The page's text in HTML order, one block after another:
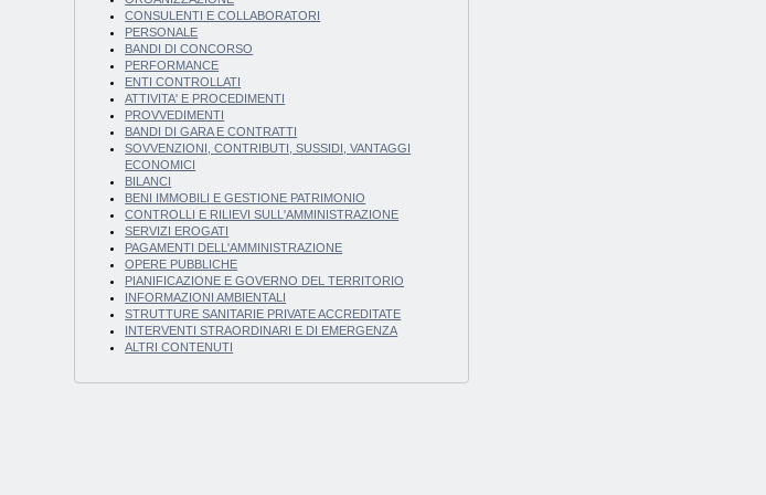
CONSULENTI E COLLABORATORI
PERSONALE
BANDI DI CONCORSO
PERFORMANCE
ENTI CONTROLLATI
ATTIVITA' E PROCEDIMENTI
PROVVEDIMENTI
BANDI DI GARA E CONTRATTI
SOVVENZIONI, CONTRIBUTI, SUSSIDI, VANTAGGI
ECONOMICI
BILANCI
BENI IMMOBILI E GESTIONE PATRIMONIO
CONTROLLI E RILIEVI SULL'AMMINISTRAZIONE
SERVIZI EROGATI
PAGAMENTI DELL'AMMINISTRAZIONE
OPERE PUBBLICHE
PIANIFICAZIONE E GOVERNO DEL TERRITORIO
INFORMAZIONI AMBIENTALI
STRUTTURE SANITARIE PRIVATE ACCREDITATE
INTERVENTI STRAORDINARI E DI EMERGENZA
ALTRI CONTENUTI